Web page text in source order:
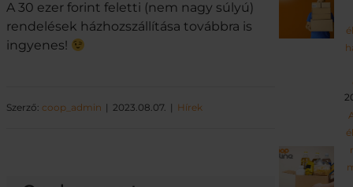
A 30 ezer forint feletti (nem nagy súlyú)
rendelések házhozszállítása továbbra is
ingyenes!
Szerző: coop_admin 2023.08.07. Hírek